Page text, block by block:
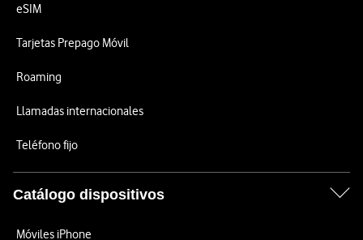
eSIM
Tarjetas Prepago Móvil
Roaming
Llamadas internacionales
Teléfono fijo
Catálogo dispositivos
Móviles iPhone